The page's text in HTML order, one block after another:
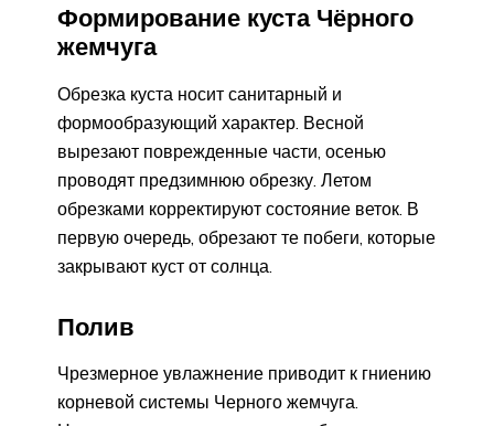
Формирование куста Чёрного
жемчуга
Обрезка куста носит санитарный и
формообразующий характер. Весной
вырезают поврежденные части, осенью
проводят предзимнюю обрезку. Летом
обрезками корректируют состояние веток. В
первую очередь, обрезают те побеги, которые
закрывают куст от солнца.
Полив
Чрезмерное увлажнение приводит к гниению
корневой системы Черного жемчуга.